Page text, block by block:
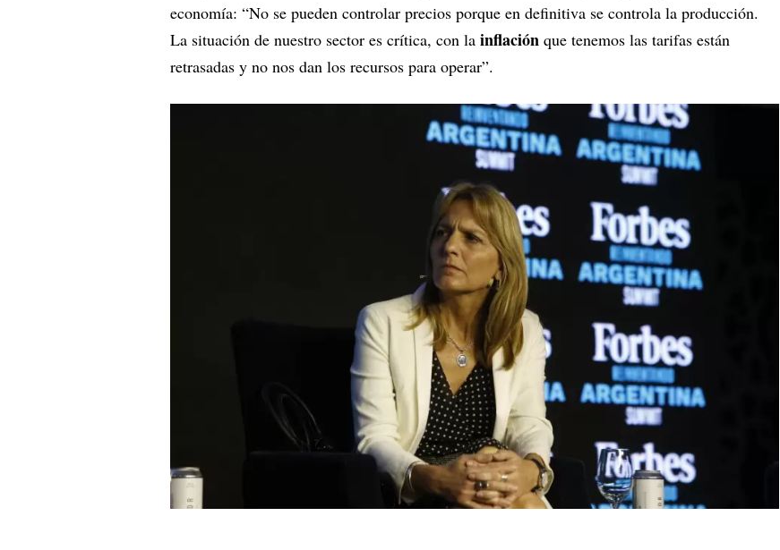
economía: “No se pueden controlar precios porque en definitiva se controla la producción.
La situación de nuestro sector es crítica, con la inflación que tenemos las tarifas están
retrasadas y no nos dan los recursos para operar”.